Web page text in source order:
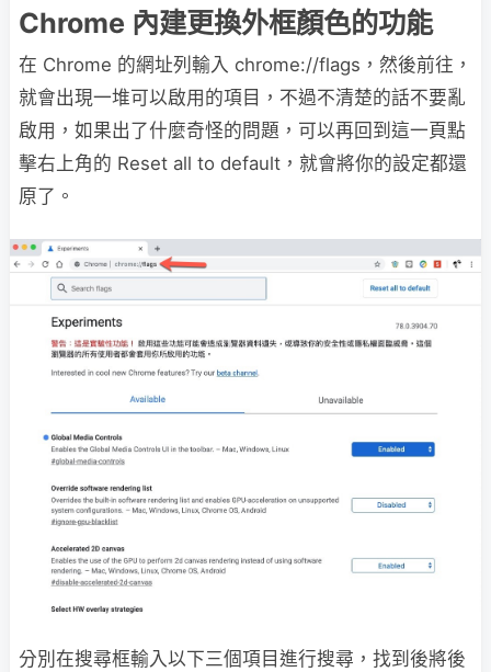
Chrome 內建更換外框顏色的功能
在 Chrome 的網址列輸入 chrome://flags，然後前往，
就會出現一堆可以啟用的項目，不過不清楚的話不要亂
啟用，如果出了什麼奇怪的問題，可以再回到這一頁點
擊右上角的 Reset all to default，就會將你的設定都還
原了。
分別在搜尋框輸入以下三個項目進行搜尋，找到後將後